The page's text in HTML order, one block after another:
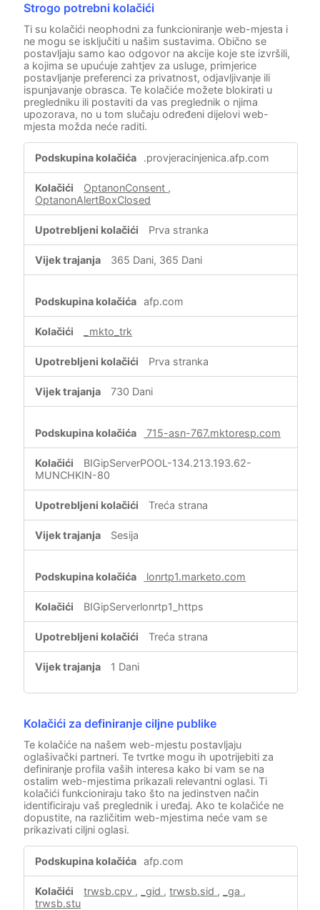
Strogo potrebni kolačići
Ti su kolačići neophodni za funkcioniranje web-mjesta i
ne mogu se isključiti u našim sustavima. Obično se
postavljaju samo kao odgovor na akcije koje ste izvršili,
a kojima se upućuje zahtjev za usluge, primjerice
postavljanje preferenci za privatnost, odjavljivanje ili
ispunjavanje obrasca. Te kolačiće možete blokirati u
pregledniku ili postaviti da vas preglednik o njima
upozorava, no u tom slučaju određeni dijelovi web-
mjesta možda neće raditi.
potrebni
.provjeracinjenica.afp.com
OptanonConsent ,
OptanonAlertBoxClosed
Prva stranka
365 Dani, 365 Dani
afp.com
_mkto_trk
Prva stranka
730 Dani
715-asn-767.mktoresp.com
BIGipServerPOOL-134.213.193.62-
MUNCHKIN-80
Treća strana
Sesija
lonrtp1.marketo.com
BIGipServerlonrtp1_https
Treća strana
1 Dani
Kolačići za definiranje ciljne publike
Te kolačiće na našem web-mjestu postavljaju
oglašivački partneri. Te tvrtke mogu ih upotrijebiti za
definiranje profila vaših interesa kako bi vam se na
ostalim web-mjestima prikazali relevantni oglasi. Ti
kolačići funkcioniraju tako što na jedinstven način
identificiraju vaš preglednik i uređaj. Ako te kolačiće ne
dopustite, na različitim web-mjestima neće vam se
prikazivati ciljni oglasi.
za
ciljne
afp.com
trwsb.cpv , _gid ,trwsb.sid , _ga ,
trwsb.stu